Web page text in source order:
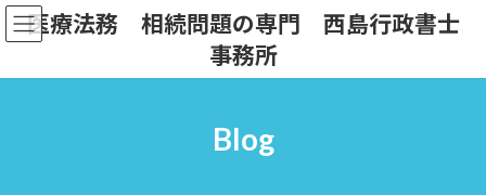
コ
ン
ン
ナ
ビ
ー
医療法務 相続問題の専門 西島行政書士
事務所
Blog